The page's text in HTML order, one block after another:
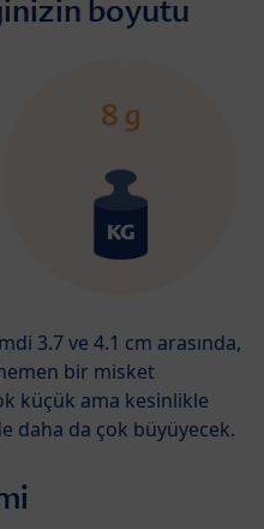
boyutu
3.7 ve 4.1 cm arasında,
bir misket
küçük ama kesinlikle
daha da çok büyüyecek.